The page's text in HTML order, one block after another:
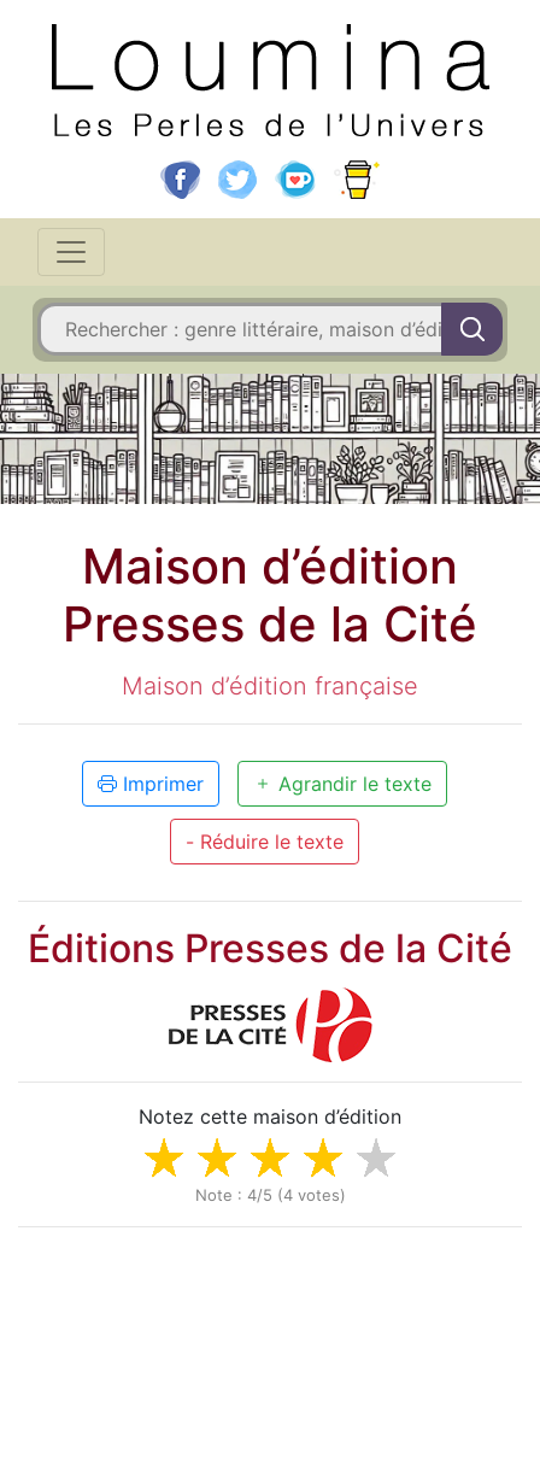
Maison d’édition
Presses de la Cité
Maison d’édition française
Imprimer Agrandir le texte
- Réduire le texte
Éditions Presses de la Cité
Notez cette maison d’édition
Note : 4/5 (4 votes)